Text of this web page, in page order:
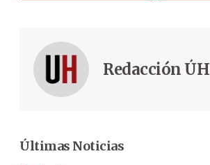
Redacción ÚH
Últimas Noticias